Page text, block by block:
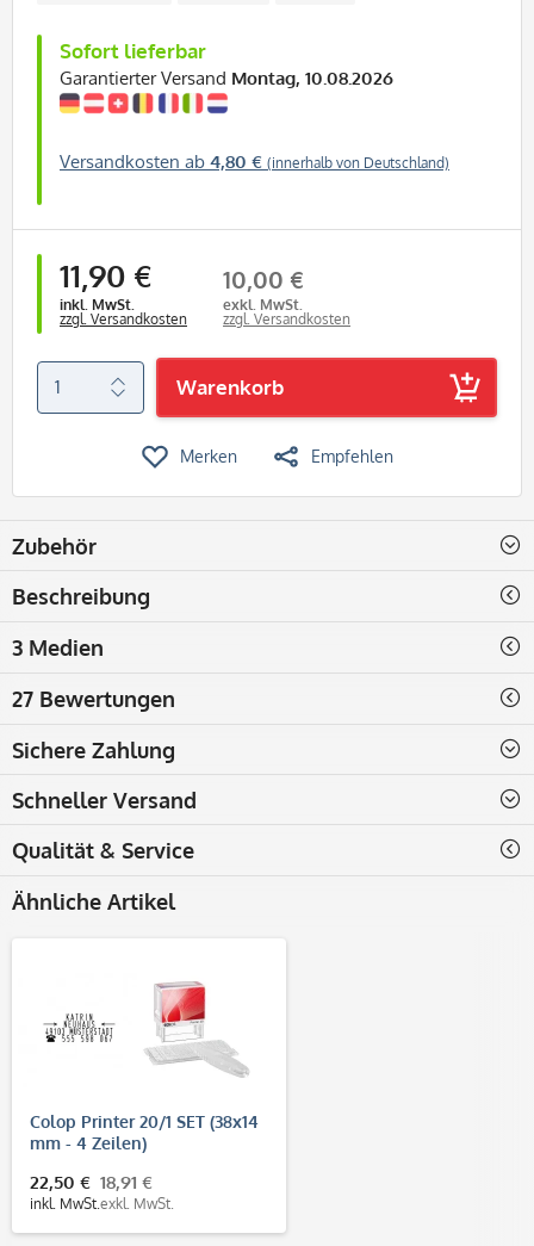
Sofort lieferbar
Garantierter Versand Montag, 10.08.2026
Versandkosten ab 4,80 € (innerhalb von Deutschland)
11,90 €
inkl. MwSt.
zzgl. Versandkosten
10,00 €
exkl. MwSt.
zzgl. Versandkosten
Warenkorb
Merken Empfehlen
Zubehör
Beschreibung
3 Medien
27 Bewertungen
Sichere Zahlung
Schneller Versand
Qualität & Service
Ähnliche Artikel
Colop Printer 20/1 SET (38x14
mm - 4 Zeilen)
22,50 €
inkl. MwSt.
18,91 €
exkl. MwSt.